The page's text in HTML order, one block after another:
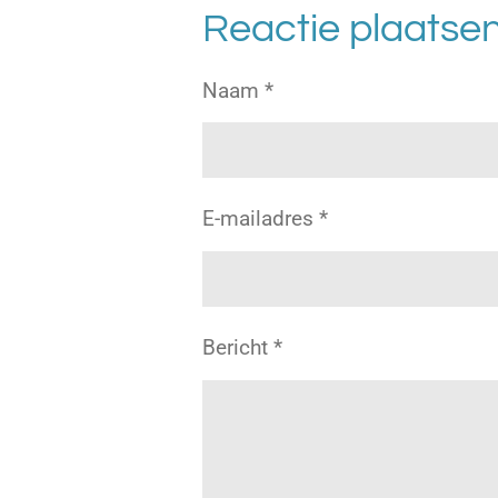
Reactie
Naam *
E-mailadres *
Bericht *